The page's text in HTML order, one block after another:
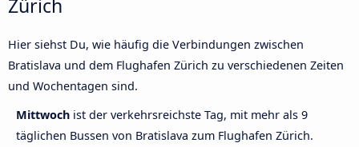
Zürich
Hier siehst Du, wie häufig die Verbindungen zwischen
Bratislava und dem Flughafen Zürich zu verschiedenen Zeiten
und Wochentagen sind.
Mittwoch ist der verkehrsreichste Tag, mit mehr als 9
täglichen Bussen von Bratislava zum Flughafen Zürich.